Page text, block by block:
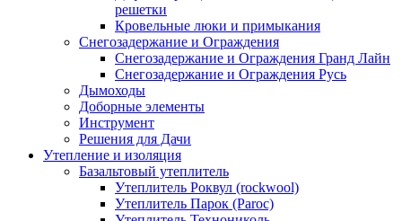
решетки
Кровельные люки и примыкания
Снегозадержание и Ограждения
Снегозадержание и Ограждения Гранд Лайн
Снегозадержание и Ограждения Русь
Дымоходы
Доборные элементы
Инструмент
Решения для Дачи
Утепление и изоляция
Базальтовый утеплитель
Утеплитель Роквул (rockwool)
Утеплитель Парок (Paroc)